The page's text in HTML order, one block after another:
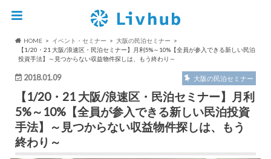
HOME イベント・セミナー
大阪の民泊セミナー
【1/20・21 大阪/浪速区・民泊セミナー】月利5%～10%【全員が参入できる新しい民泊
投資手法】～見つからない収益物件探しは、もう終わり～
2018.01.09 大阪の民泊セミナー
【1/20・21 大阪/浪速区・民泊セミナー】月利
5%～10%【全員が参入できる新しい民泊投資
手法】～見つからない収益物件探しは、もう
終わり～